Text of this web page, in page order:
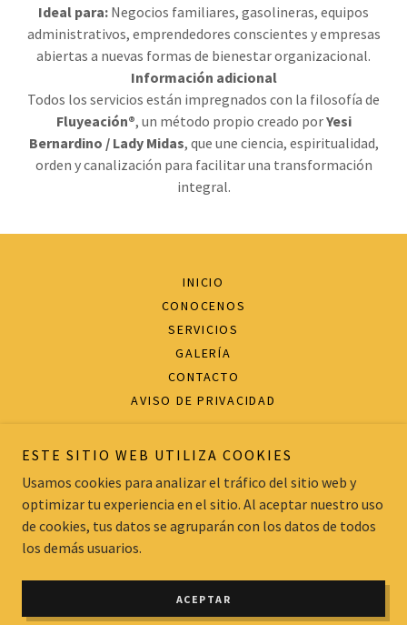
Ideal para: Negocios familiares, gasolineras, equipos
administrativos, emprendedores conscientes y empresas
abiertas a nuevas formas de bienestar organizacional.
Información adicional
Todos los servicios están impregnados con la filosofía de
Fluyeación®, un método propio creado porYesi
Bernardino / Lady Midas, que une ciencia, espiritualidad,
orden y canalización para facilitar una transformación
integral.
INICIO
CONOCENOS
SERVICIOS
GALERÍA
CONTACTO
AVISO DE PRIVACIDAD
utopiK180
¡Llámanos!
Copyright © 2026 utopiK180 - Todos los derechos reservados.
ESTE SITIO WEB UTILIZA COOKIES
Usamos cookies para analizar el tráfico del sitio web y
optimizar tu experiencia en el sitio. Al aceptar nuestro uso
de cookies, tus datos se agruparán con los datos de todos
los demás usuarios.
ACEPTAR